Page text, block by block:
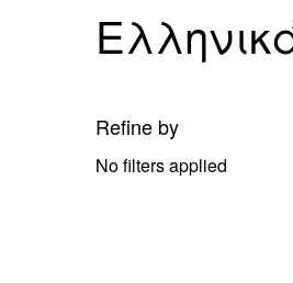
Refine by
No filters applied